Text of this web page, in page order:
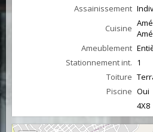
Assainissement
Cuisine
Ameublement
Stationnement int. 1
Toiture
Piscine Oui
4X8